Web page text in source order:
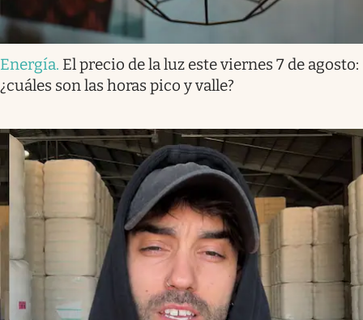
Energía. El precio de la luz este viernes 7 de agosto:
¿cuáles son las horas pico y valle?